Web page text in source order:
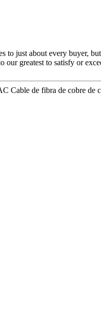
to just about every buyer,
our greatest to satisfy or
Cable de fibra de cobre